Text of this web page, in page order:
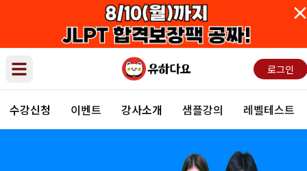
Open main menu 로그인
수강신청 이벤트 강사소개 샘플강의 레벨테스트